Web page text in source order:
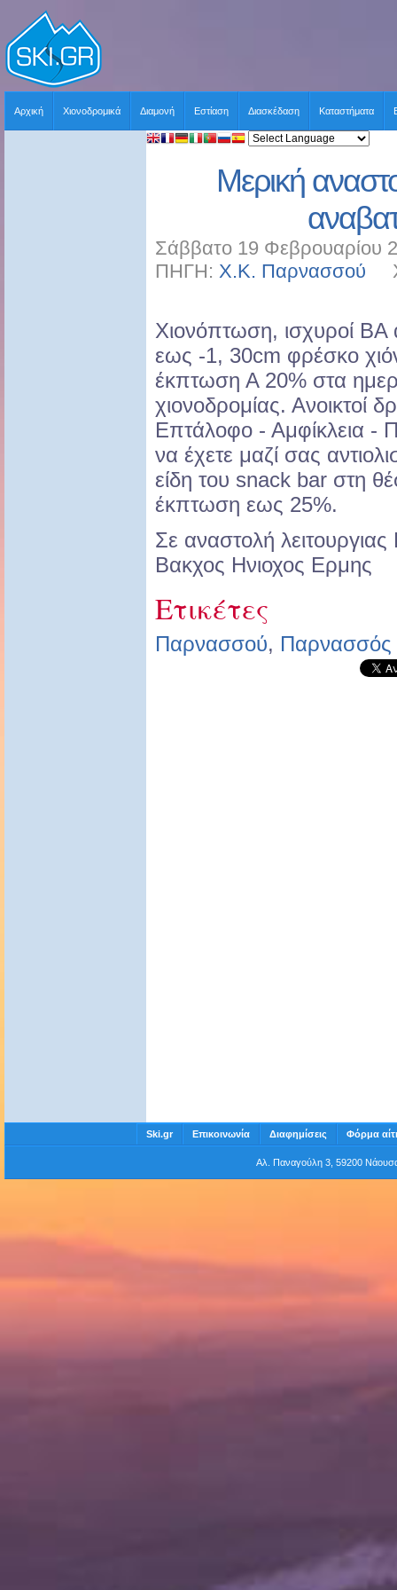
Αρχική Χιονοδρομικά Διαμονή Εστίαση Διασκέδαση Καταστήματα
Μερική
Σάββατο 19 Φεβρουαρίου
ΠΗΓΗ: Χ.Κ. Παρνασσού
Χιονόπτωση, ισχυροί ΒΑ
εως -1, 30cm φρέσκο
έκπτωση Α 20% στα
χιονοδρομίας. Ανοικτοί
Επτάλοφο - Αμφίκλεια -
να έχετε μαζί σας
είδη του snack bar στη
έκπτωση εως 25%.
Σε αναστολή
Βακχος Ηνιοχος Ερμης
Ετικέτες
Παρνασσού, Παρνασσός
Ski.gr Επικοινωνία Διαφημίσεις Φόρμα
Αλ. Παναγούλη 3, 59200